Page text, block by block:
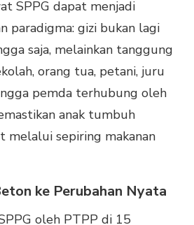
SPPG dapat menjadi
paradigma: gizi bukan lagi
saja, melainkan tanggung
orang tua, petani, juru
pemda terhubung oleh
anak tumbuh
melalui sepiring makanan
ke Perubahan Nyata
oleh PTPP di 15